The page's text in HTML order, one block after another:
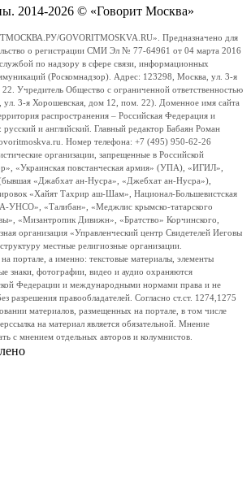
2014-2026 © «Говорит Москва»
GOVORITMOSKVA.RU». Предназначено для
о регистрации СМИ Эл № 77-64961 от 04 марта 2016
по надзору в сфере связи, информационных
(Роскомнадзор). Адрес: 123298, Москва, ул. 3-я
Учредитель Общество с ограниченной ответственностью
3-я Хорошевская, дом 12, пом. 22). Доменное имя сайта
распространения – Российская Федерация и
и английский. Главный редактор Бабаян Роман
Номер телефона: +7 (495) 950-62-26
организации, запрещенные в Российской
«Украинская повстанческая армия» (УПА), «ИГИЛ»,
«Джабхат ан-Нусра», «Джебхат ан-Нусра»),
«Хайят Тахрир аш-Шам», Национал-Большевистская
УНСО», «Талибан», «Меджлис крымско-татарского
«Мизантропик Дивижн», «Братство» Корчинского,
организация «Управленческий центр Свидетелей Иеговы
местные религиозные организации.
портале, а именно: текстовые материалы, элементы
знаки, фотографии, видео и аудио охраняются
Федерации и международными нормами права и не
разрешения правообладателей. Согласно ст.ст. 1274,1275
материалов, размещенных на портале, в том числе
на материал является обязательной. Мнение
с мнением отдельных авторов и колумнистов.